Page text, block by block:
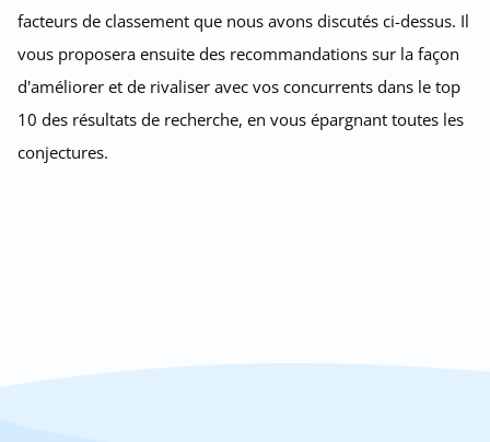
facteurs de classement que nous avons discutés ci-dessus. Il
vous proposera ensuite des recommandations sur la façon
d'améliorer et de rivaliser avec vos concurrents dans le top
10 des résultats de recherche, en vous épargnant toutes les
conjectures.